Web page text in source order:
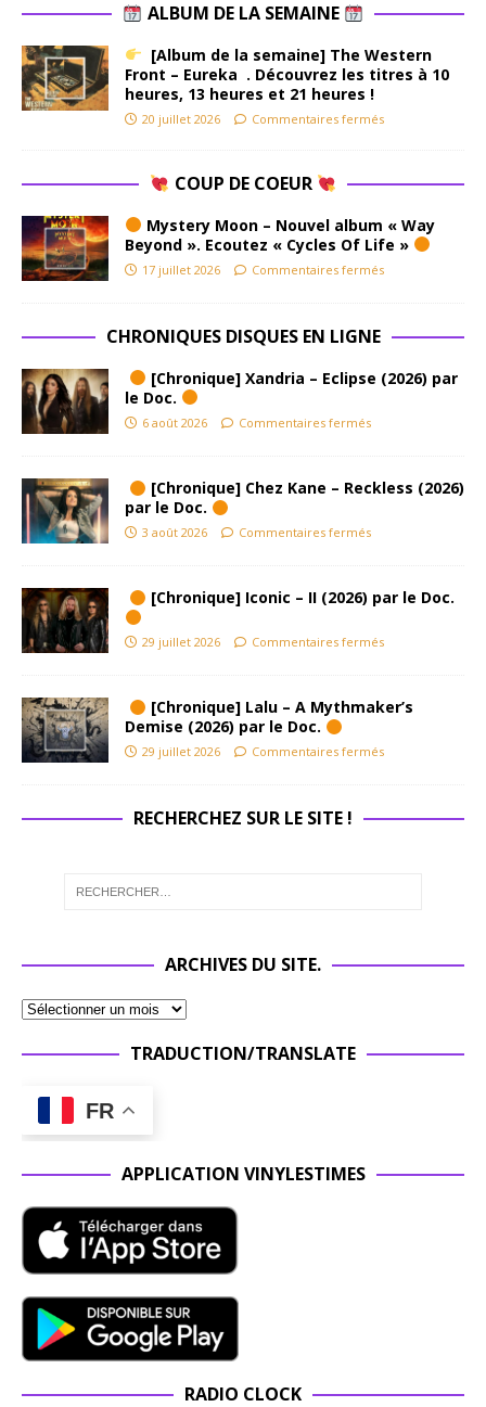
ALBUM DE LA SEMAINE
[Album de la semaine] The Western
Front – Eureka . Découvrez les titres à 10
heures, 13 heures et 21 heures !
20 juillet 2026 Commentaires fermés
COUP DE COEUR
Mystery Moon – Nouvel album « Way
Beyond ». Ecoutez « Cycles Of Life »
17 juillet 2026 Commentaires fermés
CHRONIQUES DISQUES EN LIGNE
[Chronique] Xandria – Eclipse (2026) par
le Doc.
6 août 2026 Commentaires fermés
[Chronique] Chez Kane – Reckless (2026)
par le Doc.
3 août 2026 Commentaires fermés
[Chronique] Iconic – II (2026) par le Doc.
29 juillet 2026 Commentaires fermés
[Chronique] Lalu – A Mythmaker’s
Demise (2026) par le Doc.
29 juillet 2026 Commentaires fermés
RECHERCHEZ SUR LE SITE !
ARCHIVES DU SITE.
TRADUCTION/TRANSLATE
FR
APPLICATION VINYLESTIMES
RADIO CLOCK